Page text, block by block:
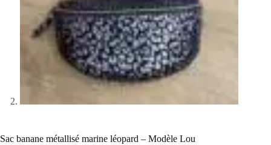
Sac banane métallisé marine léopard – Modèle Lou